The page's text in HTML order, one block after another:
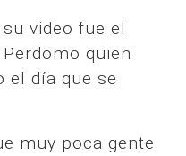
video fue el
quien
el día que se
muy poca gente